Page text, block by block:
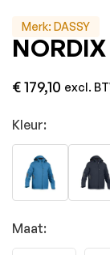
Merk: DASSY
€179,10 excl.
Kleur:
Maat: